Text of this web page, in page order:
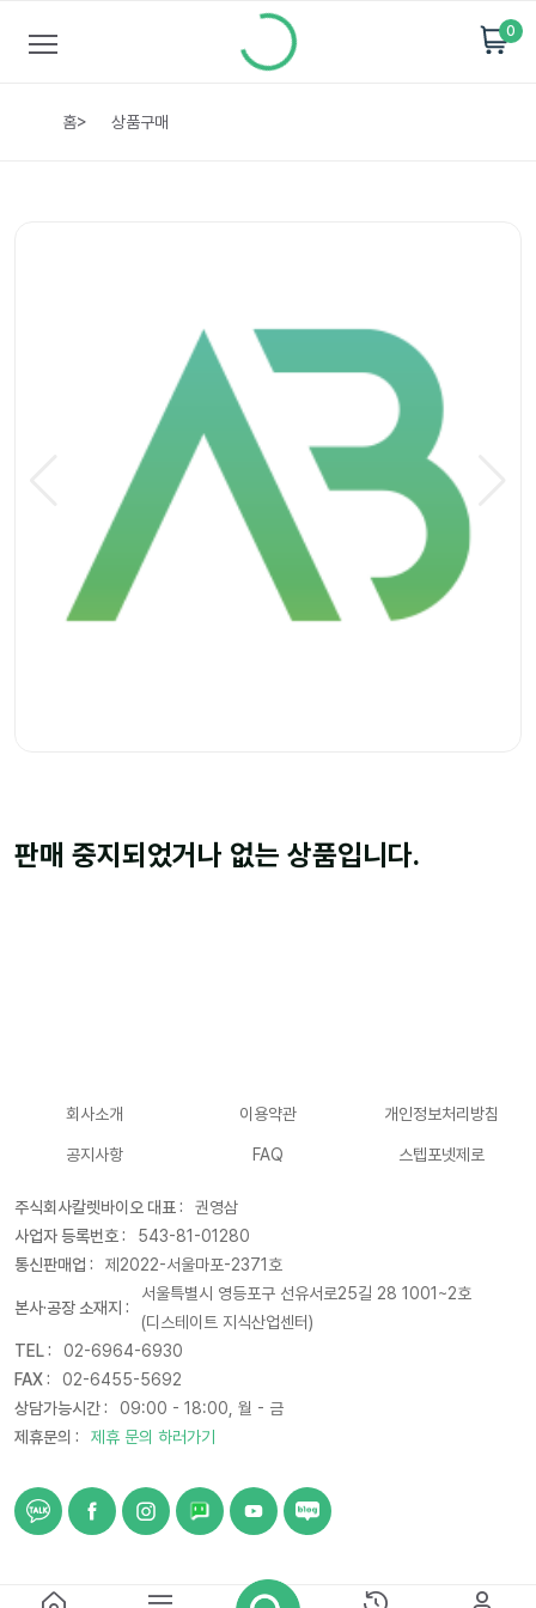
0
홈> 상품구매
판매 중지되었거나 없는 상품입니다.
회사소개 이용약관 개인정보처리방침
공지사항 FAQ 스텝포넷제로
주식회사칼렛바이오 대표 :
권영삼
사업자 등록번호 :
543-81-01280
통신판매업 :
제2022-서울마포-2371호
본사·공장 소재지 :
서울특별시 영등포구 선유서로25길 28 1001~2호
(디스테이트 지식산업센터)
TEL :
02-6964-6930
FAX :
02-6455-5692
상담가능시간 :
09:00 - 18:00, 월 - 금
제휴문의 :
제휴 문의 하러가기